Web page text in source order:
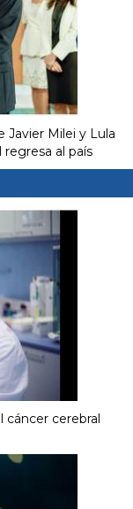
Javier Milei y Lula
regresa al país
cerebral